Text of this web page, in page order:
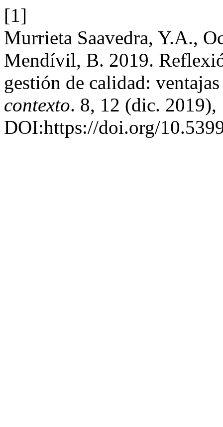
[1]
Murrieta Saavedra, Y.A.,
Mendívil, B. 2019.
gestión de calidad:
contexto. 8, 12 (dic. 2019),
DOI:https://doi.org/